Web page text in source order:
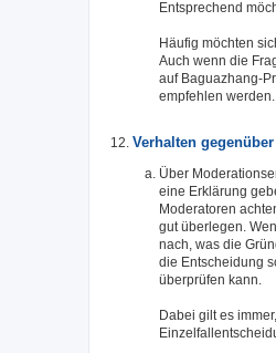
Entsprechend
Häufig möchten
Auch wenn die
auf Baguazhang-
empfehlen werden.
Verhalten
Über
eine Erklärung
Moderatoren
gut überlegen.
nach, was die
die Entscheidung
überprüfen kann.
Dabei gilt es